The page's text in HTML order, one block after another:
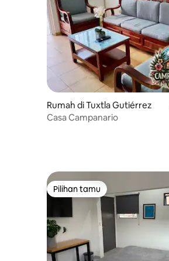
Rumah di Tuxtla Gutiérrez
Casa Campanario
Pilihan tamu
Pilihan tamu